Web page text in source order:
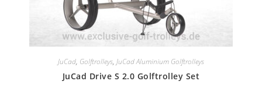
JuCad, Golftrolleys, JuCad Aluminium Golftrolleys
JuCad Drive S 2.0 Golftrolley Set